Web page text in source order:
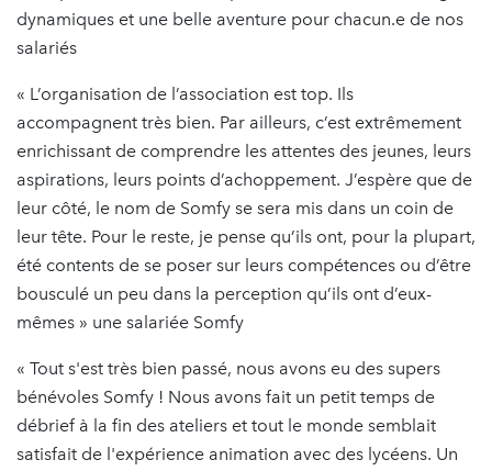
dynamiques et une belle aventure pour chacun.e de nos
salariés
« L’organisation de l’association est top. Ils
accompagnent très bien. Par ailleurs, c’est extrêmement
enrichissant de comprendre les attentes des jeunes, leurs
aspirations, leurs points d’achoppement. J’espère que de
leur côté, le nom de Somfy se sera mis dans un coin de
leur tête. Pour le reste, je pense qu’ils ont, pour la plupart,
été contents de se poser sur leurs compétences ou d’être
bousculé un peu dans la perception qu’ils ont d’eux-
mêmes » une salariée Somfy
« Tout s'est très bien passé, nous avons eu des supers
bénévoles Somfy ! Nous avons fait un petit temps de
débrief à la fin des ateliers et tout le monde semblait
satisfait de l'expérience animation avec des lycéens. Un